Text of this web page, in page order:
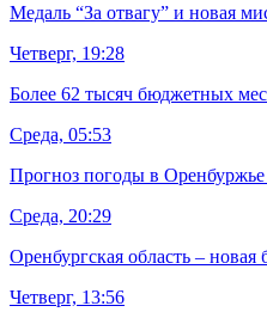
Медаль “За отвагу” и новая
Четверг, 19:28
Более 62 тысяч бюджетных
Среда, 05:53
Прогноз погоды в Оренбуржье
Среда, 20:29
Оренбургская область – новая
Четверг, 13:56